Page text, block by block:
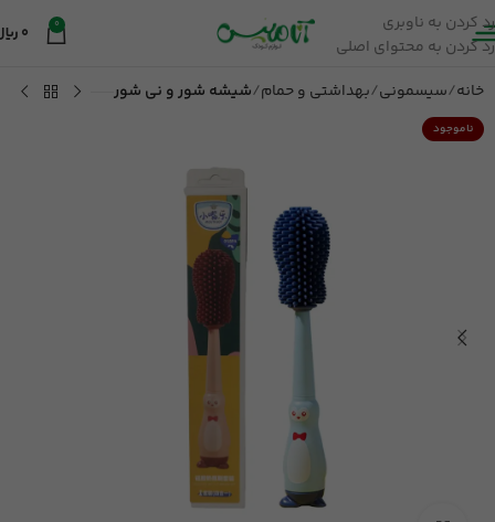
رد کردن به ناوبری
رد کردن به محتوای اصلی
0
0
خانه سیسمونی بهداشتی و حمام شیشه شور و نی شور
ناموجود